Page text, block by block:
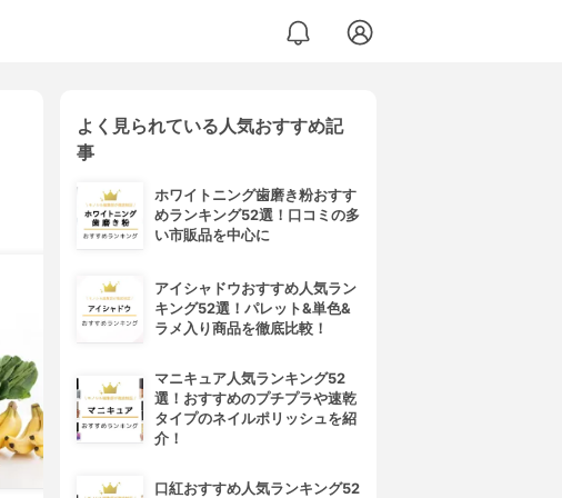
よく見られている人気おすすめ記
事
ホワイトニング歯磨き粉おすす
めランキング52選！口コミの多
い市販品を中心に
アイシャドウおすすめ人気ラン
キング52選！パレット&単色&
ラメ入り商品を徹底比較！
マニキュア人気ランキング52
選！おすすめのプチプラや速乾
タイプのネイルポリッシュを紹
介！
口紅おすすめ人気ランキング52